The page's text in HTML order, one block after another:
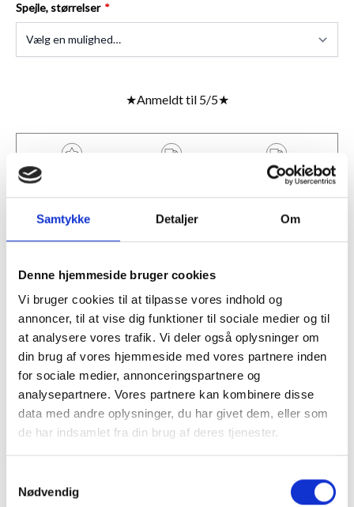
Samtykke Detaljer Om
Denne hjemmeside bruger cookies
Vi bruger cookies til at tilpasse vores indhold og
annoncer, til at vise dig funktioner til sociale medier og til
at analysere vores trafik. Vi deler også oplysninger om
din brug af vores hjemmeside med vores partnere inden
for sociale medier, annonceringspartnere og
analysepartnere. Vores partnere kan kombinere disse
data med andre oplysninger, du har givet dem, eller som
de har indsamlet fra din brug af deres tjenester.
Nødvendig
Spejle, størrelser
★Anmeldt til 5/5★
ANMELDT TIL 5/5★ FRI FRAGT 499,- INFO
BESKRIVELSE
Spejle - praktisk moderne boligstyling
grad kendetegnet ved ikke alene deres praktiske funktion, men
også ved moderne boligindretning. Ikke kun i de allermest
gængse modeblade ses spejle brugt på kryds og tværs. Kigger
man på boligindretning både i Danmark og udlandet, ses stigende
tendens til anvendelse af genspejlingsteknik som en del af et
levende rum med lysindfald og leg med farver og former. Spejlet
repræsenterer altid en helt rent udtryk, uagtet farvevalg i
rummet.
Spejlet findes i 3 størrelser